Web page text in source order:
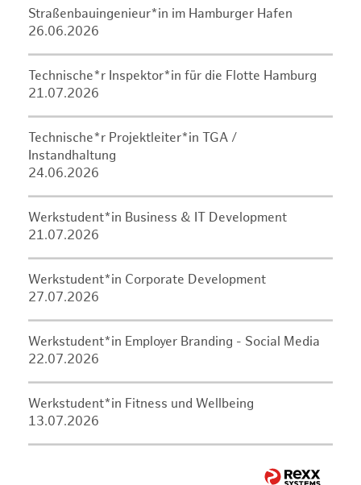
Straßenbauingenieur*in im Hamburger Hafen
26.06.2026
Technische*r Inspektor*in für die Flotte Hamburg
21.07.2026
Technische*r Projektleiter*in TGA /
Instandhaltung
24.06.2026
Werkstudent*in Business & IT Development
21.07.2026
Werkstudent*in Corporate Development
27.07.2026
Werkstudent*in Employer Branding - Social Media
22.07.2026
Werkstudent*in Fitness und Wellbeing
13.07.2026